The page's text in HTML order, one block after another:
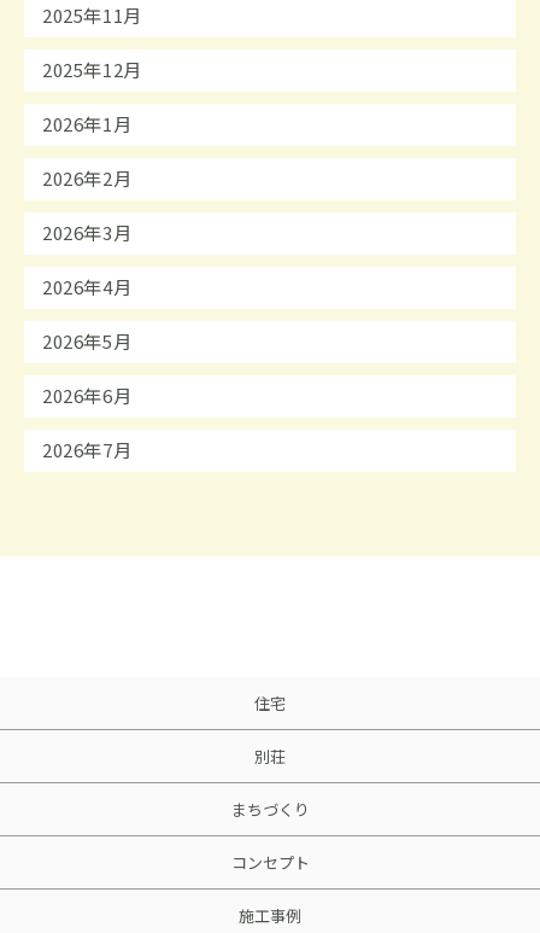
2025年11月
2025年12月
2026年1月
2026年2月
2026年3月
2026年4月
2026年5月
2026年6月
2026年7月
住宅
別荘
まちづくり
コンセプト
施工事例